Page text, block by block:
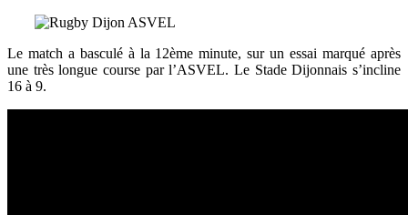
Le match a basculé à la 12ème minute, sur un essai marqué après
une très longue course par l’ASVEL. Le Stade Dijonnais s’incline
16 à 9.